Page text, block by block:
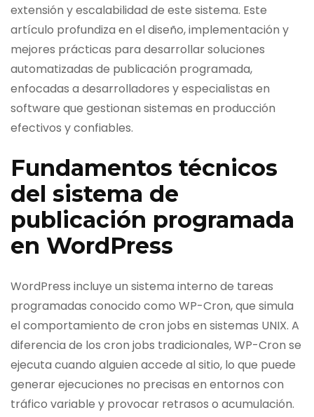
extensión y escalabilidad de este sistema. Este
artículo profundiza en el diseño, implementación y
mejores prácticas para desarrollar soluciones
automatizadas de publicación programada,
enfocadas a desarrolladores y especialistas en
software que gestionan sistemas en producción
efectivos y confiables.
Fundamentos técnicos
del sistema de
publicación programada
en WordPress
WordPress incluye un sistema interno de tareas
programadas conocido como WP-Cron, que simula
el comportamiento de cron jobs en sistemas UNIX. A
diferencia de los cron jobs tradicionales, WP-Cron se
ejecuta cuando alguien accede al sitio, lo que puede
generar ejecuciones no precisas en entornos con
tráfico variable y provocar retrasos o acumulación.